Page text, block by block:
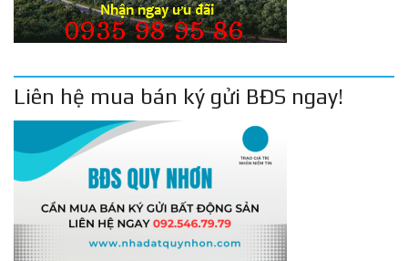
Liên hệ mua bán ký gửi BĐS ngay!